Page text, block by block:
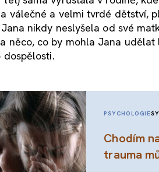
válečné a velmi tvrdé dětství,
nikdy neslyšela od své
něco, co by mohla Jana
dospělosti.
PSYCHOLOGIE
Chodím
trauma